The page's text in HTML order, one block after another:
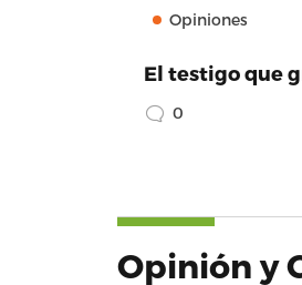
Opiniones
El testigo que
0
Opinión y